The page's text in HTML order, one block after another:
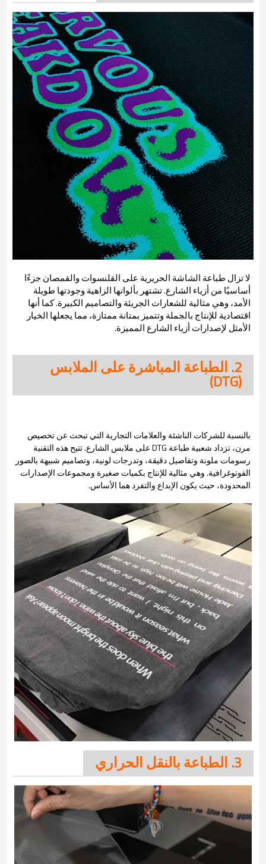
لا تزال طباعة الشاشة الحريرية على القلنسوات والقمصان جزءًا
أساسيًا من أزياء الشارع. تشتهر بألوانها الزاهية وجودتها طويلة
الأمد، وهي مثالية للشعارات الجريئة والتصاميم الكبيرة. كما أنها
اقتصادية للإنتاج بالجملة وتتميز بمتانة ممتازة، مما يجعلها الخيار
الأمثل لإصدارات أزياء الشارع المميزة.
2. الطباعة المباشرة على الملابس
(DTG)
بالنسبة للشركات الناشئة والعلامات التجارية التي تبحث عن تخصيص
مرن، تزداد شعبية طباعة DTG على ملابس الشارع. تتيح هذه التقنية
رسومات ملونة وتفاصيل دقيقة، وتدرجات لونية، وتصاميم شبيهة بالصور
الفوتوغرافية. وهي مثالية للإنتاج بكميات صغيرة ومجموعات الإصدارات
المحدودة، حيث يكون الإبداع والتفرد هما الأساس.
3. الطباعة بالنقل الحراري